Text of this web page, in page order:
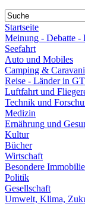
Startseite
Meinung - Debatte -
Seefahrt
Auto und Mobiles
Camping &
Reise - Länder in GT
Luftfahrt und
Technik und
Medizin
Ernährung und
Kultur
Bücher
Wirtschaft
Besondere
Politik
Gesellschaft
Umwelt, Klima,